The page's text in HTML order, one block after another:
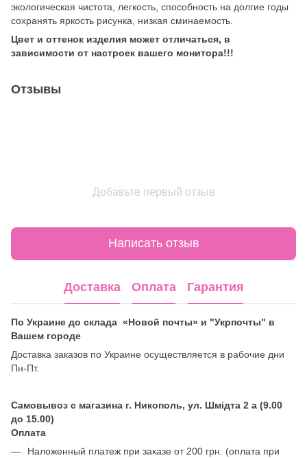
экологическая чистота, легкость, способность на долгие годы
сохранять яркость рисунка, низкая сминаемость.
Цвет и оттенок изделия может отличаться, в
зависимости от настроек вашего монитора!!!
Отзывы
Добавьте первый отзыв
Написать отзыв
Доставка Оплата Гарантия
По Украине до склада «Новой почты» и "Укрпочты" в
Вашем городе
Доставка заказов по Украине осуществляется в рабочие дни
Пн-Пт.
Самовывоз с магазина г. Никополь, ул. Шмідта 2 а (9.00
до 15.00)
Оплата
Наложенный платеж при заказе от 200 грн. (оплата при